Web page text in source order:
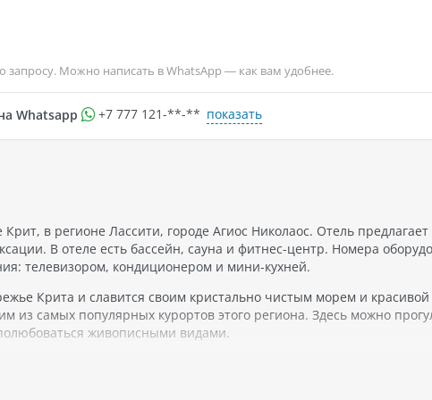
Можно написать в WhatsApp — как вам удобнее.
Whatsapp +7 777 121-**-** показать
Крит, в регионе Лассити, городе Агиос Николаос. Отель
В отеле есть бассейн, сауна и фитнес-центр. Номера
телевизором, кондиционером и мини-кухней.
Крита и славится своим кристально чистым морем и красивой
из самых популярных курортов этого региона. Здесь можно
живописными видами.
– здесь есть возможность заняться водными видами
отдохнуть на пляже.